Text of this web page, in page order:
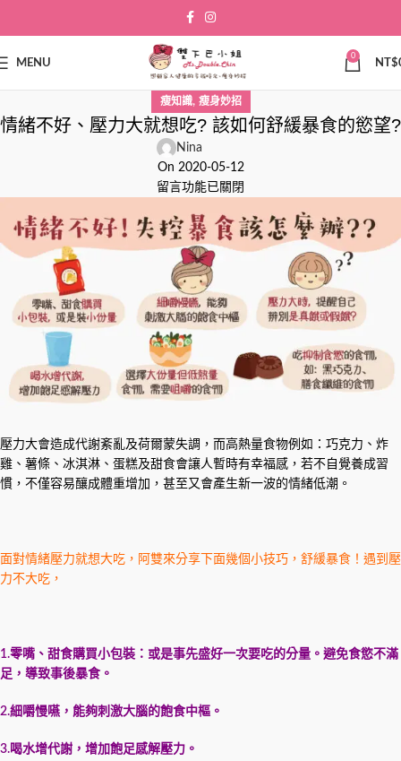
MENU
0
NT$
瘦知識, 瘦身妙招
情緒不好、壓力大就想吃? 該如何舒緩暴食的慾望?
Nina
On 2020-05-12
留言功能已關閉
壓力大會造成代謝紊亂及荷爾蒙失調，而高熱量食物例如：巧克力、炸
雞、薯條、冰淇淋、蛋糕及甜食會讓人暫時有幸福感，若不自覺養成習
慣，不僅容易釀成體重增加，甚至又會產生新一波的情緒低潮。
面對情緒壓力就想大吃，阿雙來分享下面幾個小技巧，舒緩暴食！遇到壓
力不大吃，
1.零嘴、甜食購買小包裝：或是事先盛好一次要吃的分量。避免食慾不滿
足，導致事後暴食。
2.細嚼慢嚥，能夠刺激大腦的飽食中樞。
3.喝水增代謝，增加飽足感解壓力。